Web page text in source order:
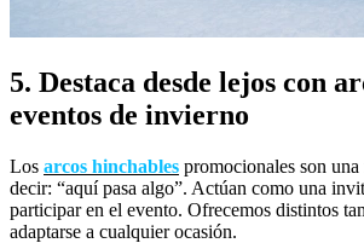
5. Destaca desde lejos con
eventos de invierno
Los arcos hinchables promocionales son
decir: “aquí pasa algo”. Actúan como una
participar en el evento. Ofrecemos distintos
adaptarse a cualquier ocasión.